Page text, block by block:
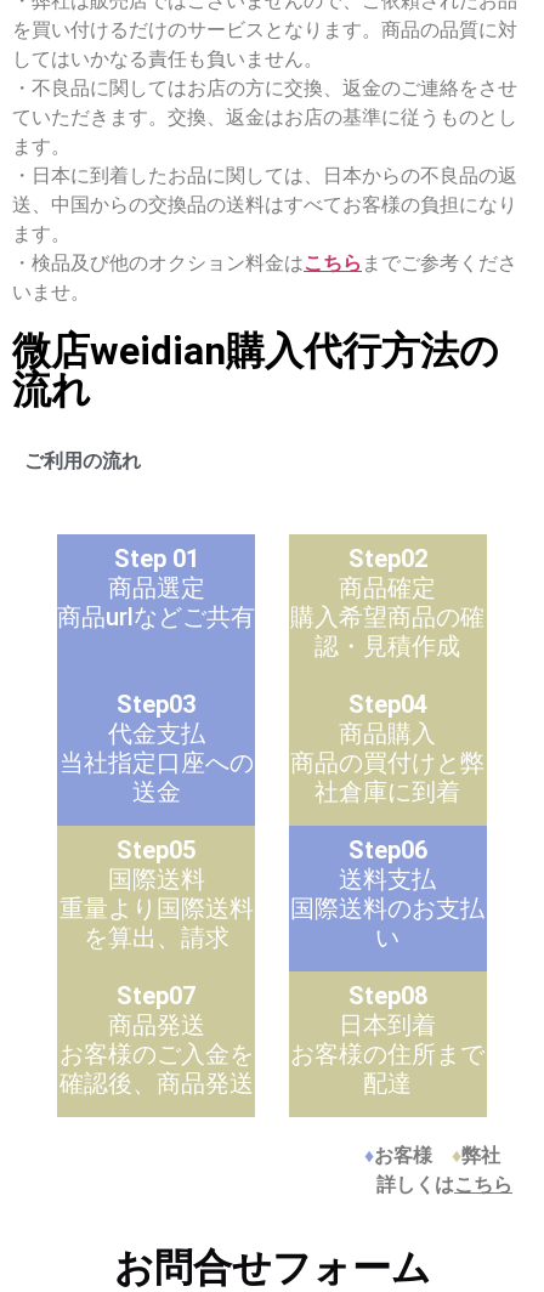
を買い付けるだけのサービスとなります。商品の品質に対
してはいかなる責任も負いません。
・不良品に関してはお店の方に交換、返金のご連絡をさせ
ていただきます。交換、返金はお店の基準に従うものとし
ます。
・日本に到着したお品に関しては、日本からの不良品の返
送、中国からの交換品の送料はすべてお客様の負担になり
ます。
・検品及び他のオクション料金はこちら までご参考くださ
いませ。
微店weidian購入代行方法の
流れ
ご利用の流れ
Step 01
商品選定
商品urlなどご共有
Step02
商品確定
購入希望商品の確
認・見積作成
Step03
代金支払
当社指定口座への
送金
Step04
商品購入
商品の買付けと弊
社倉庫に到着
Step05
国際送料
重量より国際送料
を算出、請求
Step06
送料支払
国際送料のお支払
い
Step07
商品発送
お客様のご入金を
確認後、商品発送
Step08
日本到着
お客様の住所まで
配達
♦お客様 ♦弊社
詳しくはこちら
お問合せフォーム